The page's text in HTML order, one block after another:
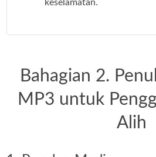
keselamatan.
Bahagian 2.
MP3 untuk
Alih